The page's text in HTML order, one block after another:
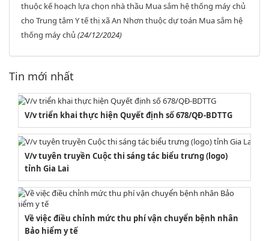
thuộc kế hoạch lựa chọn nhà thầu Mua sắm hệ thống máy chủ
cho Trung tâm Y tế thị xã An Nhơn thuộc dự toán Mua sắm hệ
thống máy chủ (24/12/2024)
Tin mới nhất
V/v triển khai thực hiện Quyết định số 678/QĐ-BDTTG
V/v tuyên truyền Cuộc thi sáng tác biểu trưng (logo)
tỉnh Gia Lai
Về việc điều chỉnh mức thu phí vận chuyển bệnh nhân
Bảo hiểm y tế
Quyết định phê duyệt danh mục vị trí việc làm
Lượt xem:3775 | lượt tải:1521
PL1-2164/UBND
Phụ lục 1 - Kèm theo quyết định số 2164
Lượt xem:2047 | lượt tải:758
PL2-2164/UBND
Phụ lục 2 - Kèm theo quyết định số 2164
Lượt xem:2000 | lượt tải:1060